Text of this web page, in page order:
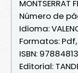
MONTSERRAT
Número de
Idioma:
Formatos: Pdf,
ISBN:
Editorial: